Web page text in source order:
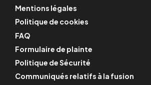
Mentions légales
Politique de cookies
FAQ
Formulaire de plainte
Politique de Sécurité
Communiqués relatifs à la fusion